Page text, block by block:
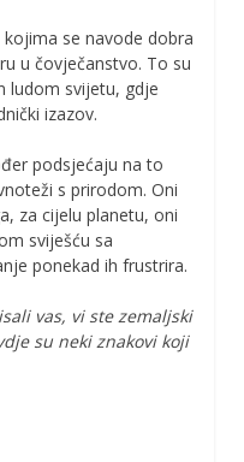
se navode dobra
u čovječanstvo. To su
ludom svijetu, gdje
izazov.
podsjećaju na to
s prirodom. Oni
za cijelu planetu, oni
sviješću sa
ponekad ih frustrira.
vas, vi ste zemaljski
su neki znakovi koji